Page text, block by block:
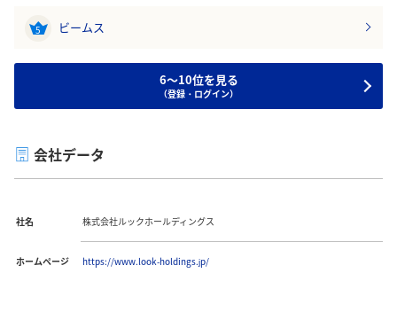
5 ビームス
6～10位を見る
（登録・ログイン）
会社データ
社名 株式会社ルックホールディングス
ホームページ https://www.look-holdings.jp/